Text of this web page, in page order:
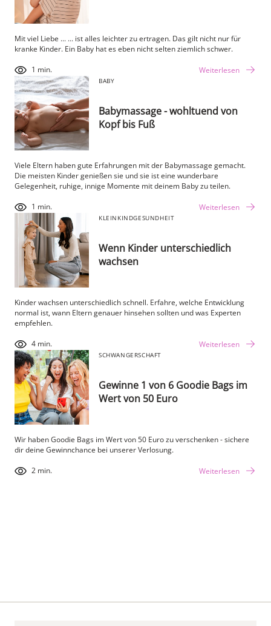
Mit viel Liebe ... ... ist alles leichter zu ertragen. Das gilt nicht nur für
kranke Kinder. Ein Baby hat es eben nicht selten ziemlich schwer.
Weiterlesen
1 min.
BABY
Babymassage - wohltuend von
Kopf bis Fuß
Viele Eltern haben gute Erfahrungen mit der Babymassage gemacht.
Die meisten Kinder genießen sie und sie ist eine wunderbare
Gelegenheit, ruhige, innige Momente mit deinem Baby zu teilen.
Weiterlesen
1 min.
KLEINKINDGESUNDHEIT
Wenn Kinder unterschiedlich
wachsen
Kinder wachsen unterschiedlich schnell. Erfahre, welche Entwicklung
normal ist, wann Eltern genauer hinsehen sollten und was Experten
empfehlen.
Weiterlesen
4 min.
SCHWANGERSCHAFT
Gewinne 1 von 6 Goodie Bags im
Wert von 50 Euro
Wir haben Goodie Bags im Wert von 50 Euro zu verschenken - sichere
dir deine Gewinnchance bei unserer Verlosung.
Weiterlesen
2 min.